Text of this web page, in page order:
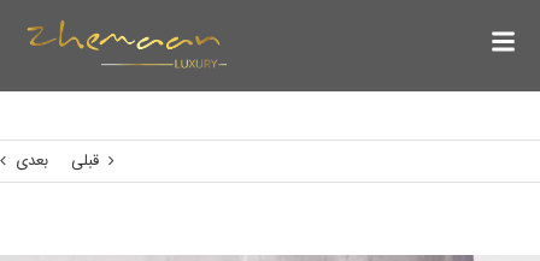
قبلی بعدی